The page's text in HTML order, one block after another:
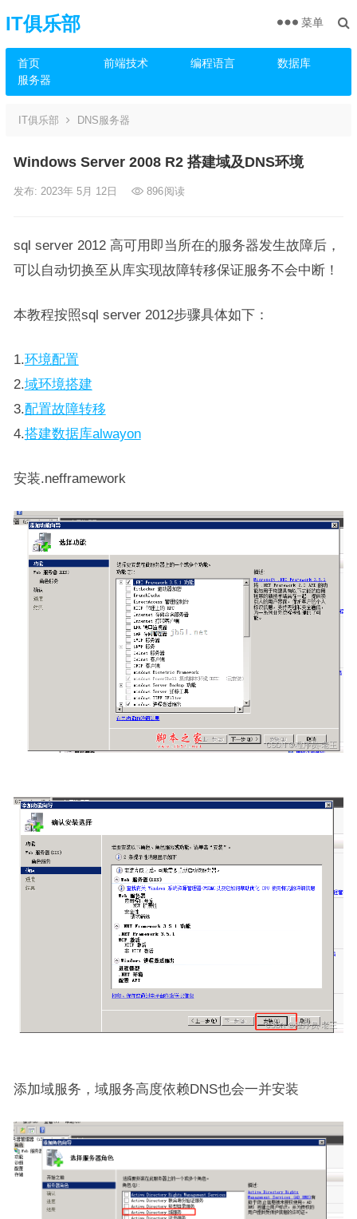
IT俱乐部
首页 前端技术 编程语言
数据库
服务器
菜单
IT俱乐部 DNS服务器
Windows Server 2008 R2 搭建域及DNS环境
发布: 2023年 5月 12日 896阅读
sql server 2012 高可用即当所在的服务器发生故障后，
可以自动切换至从库实现故障转移保证服务不会中断！
本教程按照sql server 2012步骤具体如下：
1.环境配置
2.域环境搭建
3.配置故障转移
4.搭建数据库alwayon
安装.nefframework
添加域服务，域服务高度依赖DNS也会一并安装